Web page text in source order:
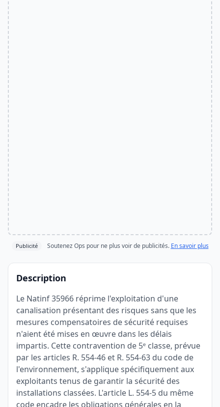
Publicité Soutenez Ops pour ne plus voir de publicités. En savoir plus
Description
Le Natinf 35966 réprime l'exploitation d'une
canalisation présentant des risques sans que les
mesures compensatoires de sécurité requises
n'aient été mises en œuvre dans les délais
impartis. Cette contravention de 5ᵉ classe, prévue
par les articles R. 554-46 et R. 554-63 du code de
l'environnement, s'applique spécifiquement aux
exploitants tenus de garantir la sécurité des
installations classées. L'article L. 554-5 du même
code encadre les obligations générales en la